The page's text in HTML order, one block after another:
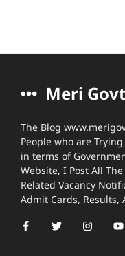
Meri
The Blog
People who are
in terms of
Website, I Post All
Related Vacancy
Admit Cards, Results,